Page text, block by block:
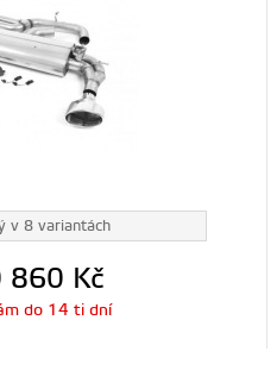
v 8 variantách
860 Kč
do 14 ti dní